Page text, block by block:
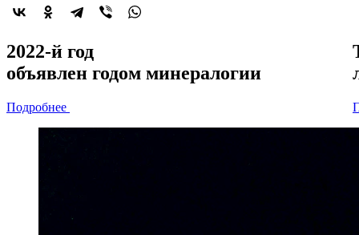
2022-й год
объявлен годом минералогии
Подробнее